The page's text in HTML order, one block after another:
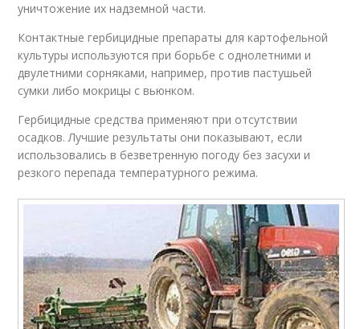
уничтожение их надземной части.
Контактные гербицидные препараты для картофельной
культуры используются при борьбе с однолетними и
двулетними сорняками, например, против пастушьей
сумки либо мокрицы с вьюнком.
Гербицидные средства применяют при отсутствии
осадков. Лучшие результаты они показывают, если
использовались в безветренную погоду без засухи и
резкого перепада температурного режима.